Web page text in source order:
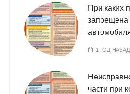
При каких
запрещена
1 ГОД НАЗАД
части при